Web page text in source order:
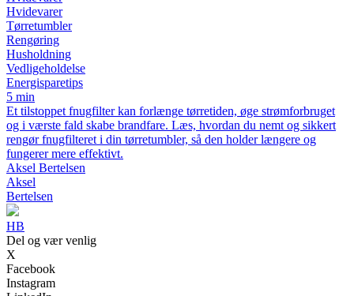
Hvidevarer
Tørretumbler
Rengøring
Husholdning
Vedligeholdelse
Energisparetips
5 min
Et tilstoppet fnugfilter kan forlænge tørretiden, øge strømforbruget
og i værste fald skabe brandfare. Læs, hvordan du nemt og sikkert
rengør fnugfilteret i din tørretumbler, så den holder længere og
fungerer mere effektivt.
Aksel Bertelsen
Aksel
Bertelsen
HB
Del og vær venlig
X
Facebook
Instagram